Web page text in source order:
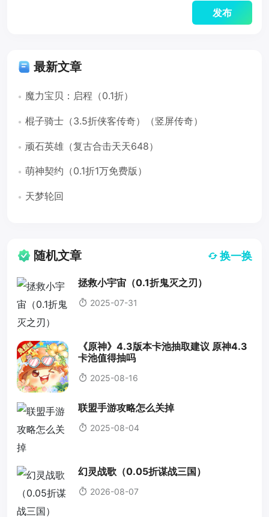
最新文章
魔力宝贝：启程（0.1折）
棍子骑士（3.5折侠客传奇）（竖屏传奇）
顽石英雄（复古合击天天648）
萌神契约（0.1折1万免费版）
天梦轮回
随机文章 换一换
拯救小宇宙（0.1折鬼灭之刃）
2025-07-31
《原神》4.3版本卡池抽取建议 原神4.3
卡池值得抽吗
2025-08-16
联盟手游攻略怎么关掉
2025-08-04
幻灵战歌（0.05折谋战三国）
2026-08-07